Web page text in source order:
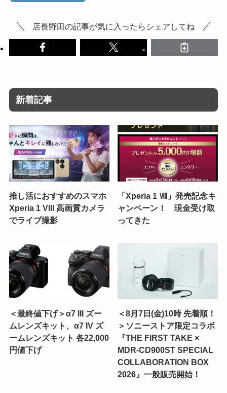
店長野田の記事が気に入ったらシェアしてね
新着記事
推し活におすすめのスマホ
Xperia 1 VIII 高画質カメラ
でライブ撮影
「Xperia 1 Ⅷ」発売記念キ
ャンペーン！ 現金受け取
ってきた
＜最終値下げ＞α7 III ズー
ムレンズキット、α7 IV ズ
ームレンズキット 各22,000
円値下げ
＜8月7日(金)10時 先着順！
＞ソニーストア限定コラボ
『THE FIRST TAKE ×
MDR-CD900ST SPECIAL
COLLABORATION BOX
2026』一般販売開始！